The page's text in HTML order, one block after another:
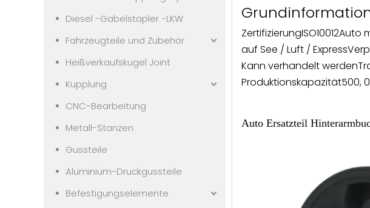
Diesel -Gabelstapler -LKW
Fahrzeugteile und Zubehör
Heißverkaufskugel Joint
Kupplung
CNC-Bearbeitung
Metall-Stanzen
Gussteile
Aluminium-Druckgussteile
Befestigungselemente
ZertifizierungISO10012Auto
auf See / Luft / Express
Kann verhandelt werden
Produktionskapazität500,
Auto Ersatzteil